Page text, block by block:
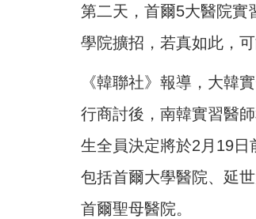
第二天，首爾5大醫院實
學院擴招，若真如此，
《韓聯社》報導，大韓
行商討後，南韓實習醫
生全員決定將於2月19
包括首爾大學醫院、延
首爾聖母醫院。